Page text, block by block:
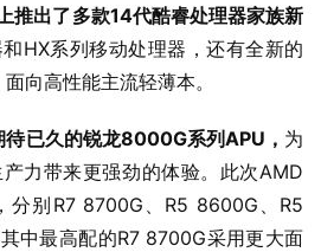
推出了多款14代酷睿处理器家族新
HX系列移动处理器，还有全新的
向高性能主流轻薄本。
已久的锐龙8000G系列APU， 为
力带来更强劲的体验。此次AMD
分别R7 8700G、R5 8600G、R5
中最高配的R7 8700G采用更大面